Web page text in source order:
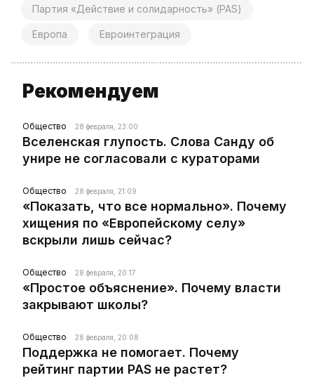
Партия «Действие и солидарность» (PAS)
Европа Евроинтеграция
Рекомендуем
Общество 28 февраля, 23:00
Вселенская глупость. Слова Санду об
унире не согласовали с кураторами
Общество 28 февраля, 21:09
«Показать, что все нормально». Почему
хищения по «Европейскому селу»
вскрыли лишь сейчас?
Общество 28 февраля, 20:17
«Простое объяснение». Почему власти
закрывают школы?
Общество 28 февраля, 20:08
Поддержка не помогает. Почему
рейтинг партии PAS не растет?